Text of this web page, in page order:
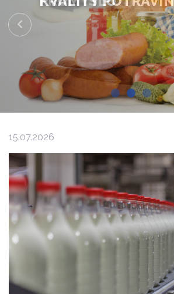
15.07.2026